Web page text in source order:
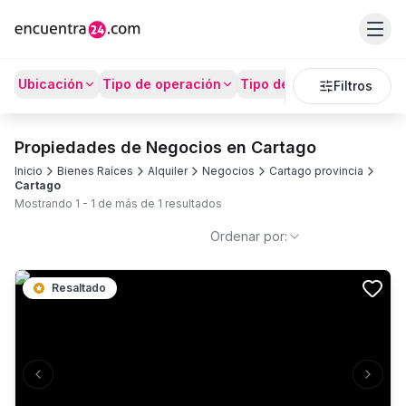
Ubicación Tipo de operación Tipo de Propiedad
Filtros
Propiedades de Negocios en Cartago
Inicio Bienes Raíces Alquiler Negocios
Cartago provincia
Cartago
Mostrando 1 - 1 de más de 1 resultados
Ordenar por:
Previous slide Next
Resaltado